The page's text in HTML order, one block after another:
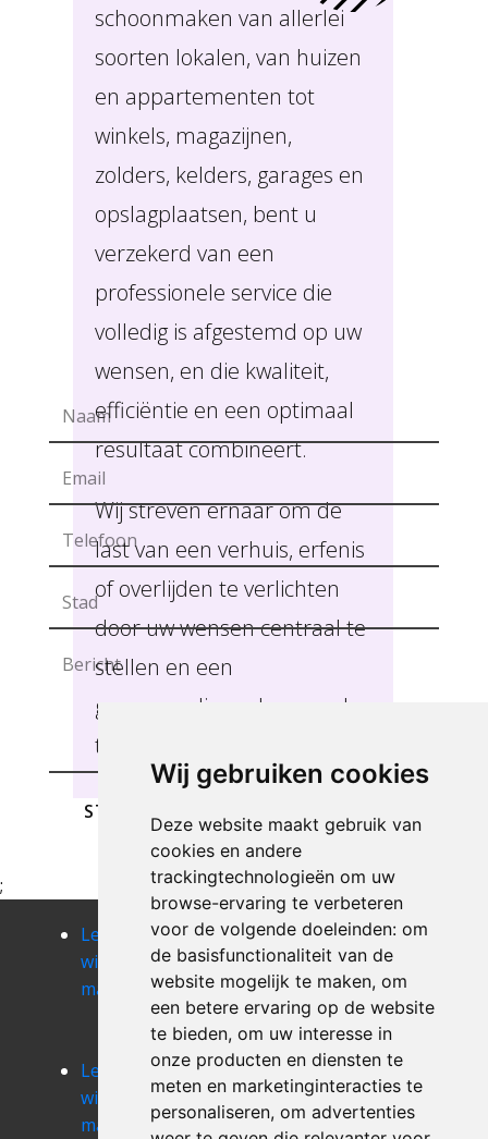
Wij gebruiken cookies
Deze website maakt gebruik van
cookies en andere
trackingtechnologieën om uw
browse-ervaring te verbeteren
voor de volgende doeleinden: om
de basisfunctionaliteit van de
website mogelijk te maken, om
een betere ervaring op de website
te bieden, om uw interesse in
onze producten en diensten te
meten en marketinginteracties te
personaliseren, om advertenties
schoonmaken van allerlei
soorten lokalen, van huizen
en appartementen tot
winkels, magazijnen,
zolders, kelders, garages en
opslagplaatsen, bent u
verzekerd van een
professionele service die
volledig is afgestemd op uw
wensen, en die kwaliteit,
efficiëntie en een optimaal
resultaat combineert.
Wij streven ernaar om de
last van een verhuis, erfenis
of overlijden te verlichten
door uw wensen centraal te
stellen en een
gepersonaliseerde aanpak
te hanteren Achêne .
STUREN
;
Leegmaken
winkel of
magazij achet
Leegmaken
winkel of
magazij
agimont
Leegmaken
winkel of
magazij
aische-en-
refail
Leegmaken
winkel of
magazij
Leegmaken
winkel of
magazij alle
Leegmaken
winkel of
magazij